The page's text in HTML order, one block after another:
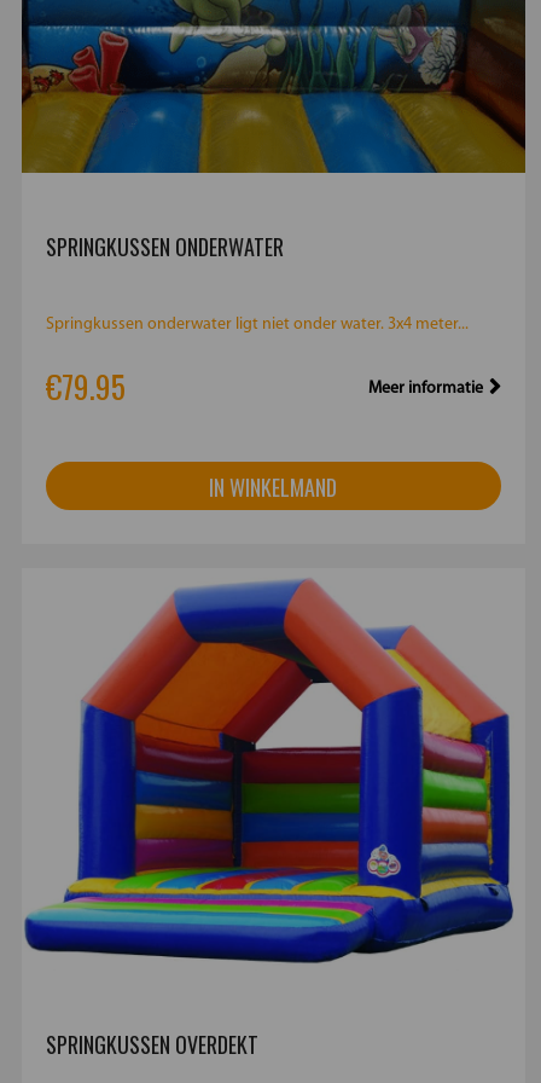
SPRINGKUSSEN ONDERWATER
Springkussen onderwater ligt niet onder water. 3x4 meter...
€79.95 Meer informatie
IN WINKELMAND
SPRINGKUSSEN OVERDEKT